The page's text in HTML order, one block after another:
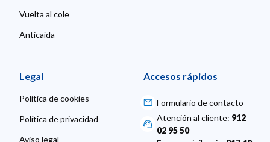
Vuelta al cole
Anticaída
Legal
Política de cookies
Política de privacidad
Aviso legal
Accesos rápidos
Formulario de contacto
Atención al cliente: 912
02 95 50